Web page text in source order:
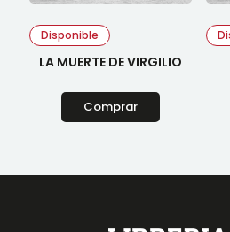
Disponible
LA MUERTE DE VIRGILIO
Comprar